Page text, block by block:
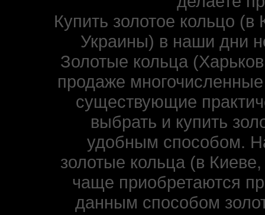
Купить золотое кольцо
Украины) в наши дни
Золотые кольца
продаже
существующие
выбрать и купить
удобным способом.
золотые кольца (в
чаще приобретаются
данным способом